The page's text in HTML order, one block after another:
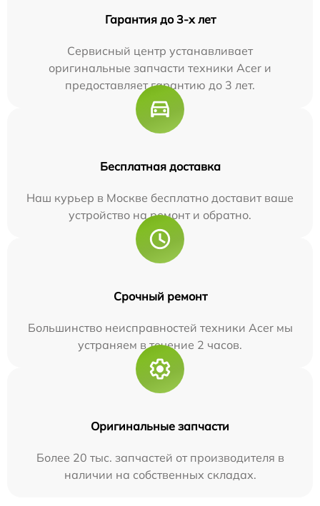
Гарантия до 3-х лет
Сервисный центр устанавливает
оригинальные запчасти техники Acer и
предоставляет гарантию до 3 лет.
Бесплатная доставка
Наш курьер в Москве бесплатно доставит ваше
устройство на ремонт и обратно.
Срочный ремонт
Большинство неисправностей техники Acer мы
устраняем в течение 2 часов.
Оригинальные запчасти
Более 20 тыс. запчастей от производителя в
наличии на собственных складах.